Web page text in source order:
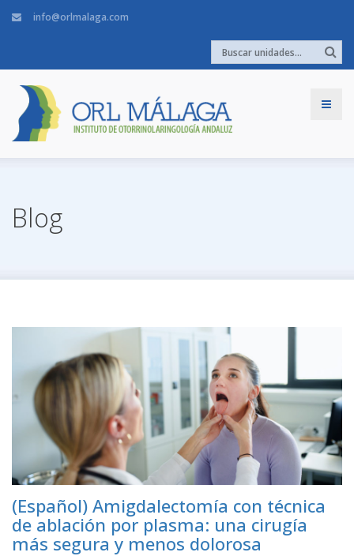
info@orlmalaga.com
Blog
(Español) Amigdalectomía con técnica
de ablación por plasma: una cirugía
más segura y menos dolorosa